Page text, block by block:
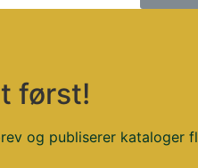
først!
og publiserer kataloger